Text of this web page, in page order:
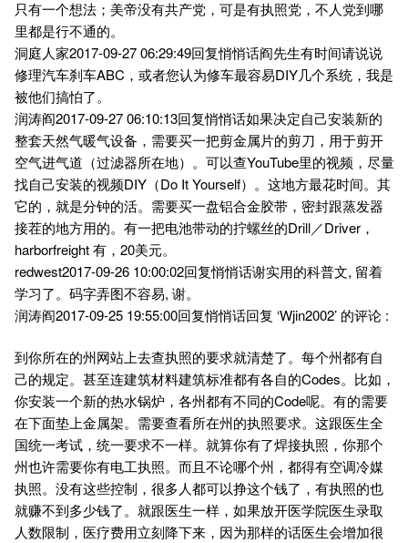
只有一个想法；美帝没有共产党，可是有执照党，不人党到哪
里都是行不通的。
洞庭人家2017-09-27 06:29:49回复悄悄话阎先生有时间请说说
修理汽车刹车ABC，或者您认为修车最容易DIY几个系统，我是
被他们搞怕了。
润涛阎2017-09-27 06:10:13回复悄悄话如果决定自己安装新的
整套天然气暖气设备，需要买一把剪金属片的剪刀，用于剪开
空气进气道（过滤器所在地）。可以查YouTube里的视频，尽量
找自己安装的视频DIY（Do It Yourself）。这地方最花时间。其
它的，就是分钟的活。需要买一盘铝合金胶带，密封跟蒸发器
接茬的地方用的。有一把电池带动的拧螺丝的Drill／Driver，
harborfreight 有，20美元。
redwest2017-09-26 10:00:02回复悄悄话谢实用的科普文, 留着
学习了。码字弄图不容易, 谢。
润涛阎2017-09-25 19:55:00回复悄悄话回复 ‘Wjin2002’ 的评论 :
到你所在的州网站上去查执照的要求就清楚了。每个州都有自
己的规定。甚至连建筑材料建筑标准都有各自的Codes。比如，
你安装一个新的热水锅炉，各州都有不同的Code呢。有的需要
在下面垫上金属架。需要查看所在州的执照要求。这跟医生全
国统一考试，统一要求不一样。就算你有了焊接执照，你那个
州也许需要你有电工执照。而且不论哪个州，都得有空调冷媒
执照。没有这些控制，很多人都可以挣这个钱了，有执照的也
就赚不到多少钱了。就跟医生一样，如果放开医学院医生录取
人数限制，医疗费用立刻降下来，因为那样的话医生会增加很